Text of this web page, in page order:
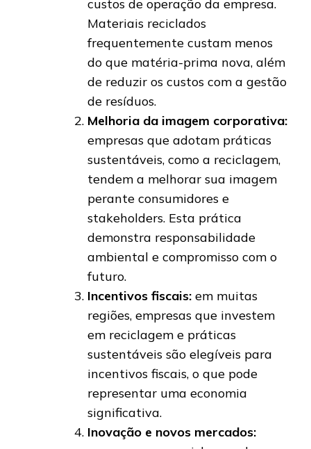
custos de operação da empresa.
Materiais reciclados
frequentemente custam menos
do que matéria-prima nova, além
de reduzir os custos com a gestão
de resíduos.
Melhoria da imagem corporativa:
empresas que adotam práticas
sustentáveis, como a reciclagem,
tendem a melhorar sua imagem
perante consumidores e
stakeholders. Esta prática
demonstra responsabilidade
ambiental e compromisso com o
futuro.
Incentivos fiscais: em muitas
regiões, empresas que investem
em reciclagem e práticas
sustentáveis ​​são elegíveis para
incentivos fiscais, o que pode
representar uma economia
significativa.
Inovação e novos mercados: